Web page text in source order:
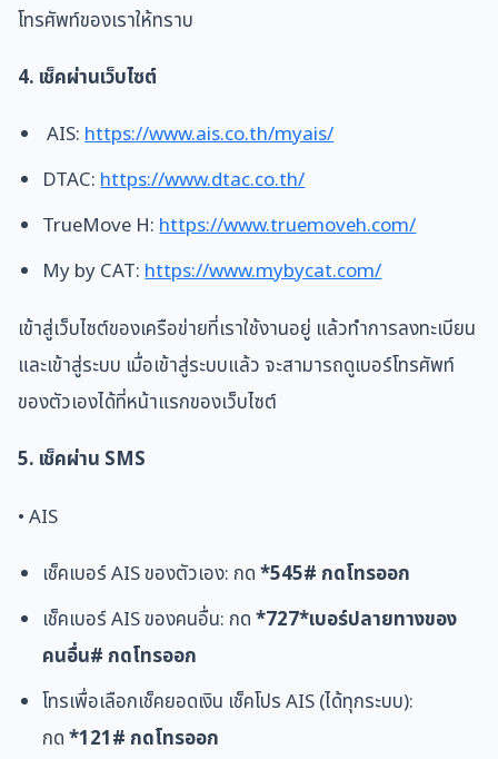
โทรศัพท์ของเราให้ทราบ
4. เช็คผ่านเว็บไซต์
AIS:https://www.ais.co.th/myais/
DTAC:https://www.dtac.co.th/
TrueMove H:https://www.truemoveh.com/
My by CAT:https://www.mybycat.com/
เข้าสู่เว็บไซต์ของเครือข่ายที่เราใช้งานอยู่ แล้วทำการลงทะเบียน
และเข้าสู่ระบบ เมื่อเข้าสู่ระบบแล้ว จะสามารถดูเบอร์โทรศัพท์
ของตัวเองได้ที่หน้าแรกของเว็บไซต์
5. เช็คผ่าน SMS
• AIS
เช็คเบอร์ AIS ของตัวเอง: กด*545# กดโทรออก
เช็คเบอร์ AIS ของคนอื่น: กด*727*เบอร์ปลายทางของ
คนอื่น# กดโทรออก
โทรเพื่อเลือกเช็คยอดเงิน เช็คโปร AIS (ได้ทุกระบบ):
กด*121# กดโทรออก